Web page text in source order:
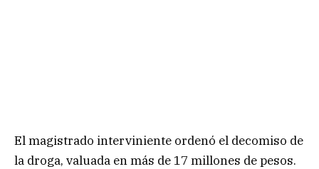
El magistrado interviniente ordenó el decomiso de
la droga, valuada en más de 17 millones de pesos.